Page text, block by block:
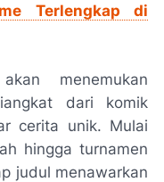
Terlengkap di
menemukan
dari komik
cerita unik. Mulai
hingga turnamen
judul menawarkan